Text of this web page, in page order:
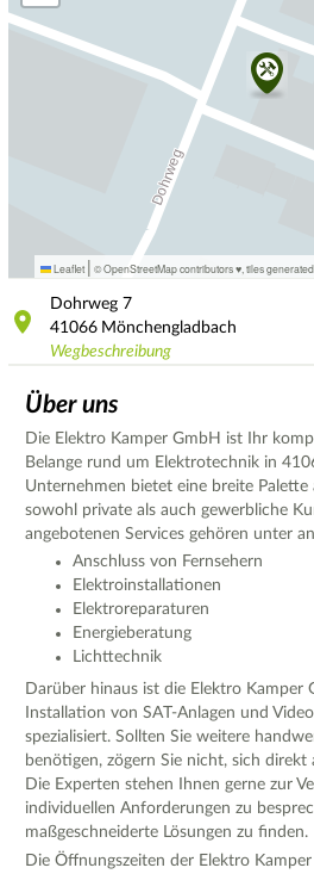
Leaflet | © OpenStreetMap contributors ♥, tiles
Dohrweg 7
41066 Mönchengladbach
Wegbeschreibung
Über uns
Die Elektro Kamper GmbH ist Ihr
Belange rund um Elektrotechnik in
Unternehmen bietet eine breite Palette
sowohl private als auch gewerbliche
angebotenen Services gehören unter
Anschluss von Fernsehern
Elektroinstallationen
Elektroreparaturen
Energieberatung
Lichttechnik
Darüber hinaus ist die Elektro Kamper
Installation von SAT-Anlagen und
spezialisiert. Sollten Sie weitere
benötigen, zögern Sie nicht, sich direkt
Die Experten stehen Ihnen gerne zur
individuellen Anforderungen zu
maßgeschneiderte Lösungen zu finden.
Die Öffnungszeiten der Elektro